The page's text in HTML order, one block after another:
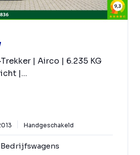
| Airco | 6.235 KG
|...
Handgeschakeld